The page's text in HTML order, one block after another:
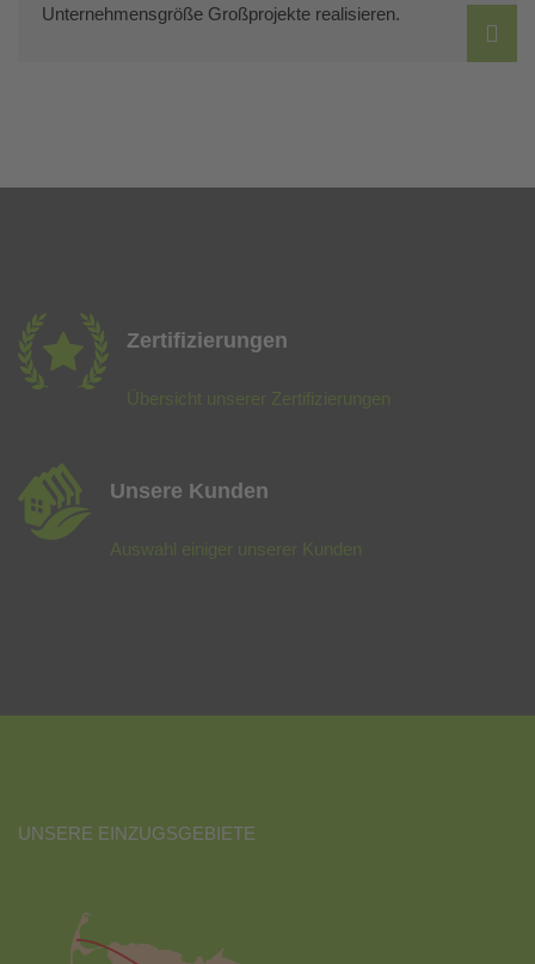
Unternehmensgröße Großprojekte realisieren.
Zertifizierungen
Übersicht unserer Zertifizierungen
Unsere Kunden
Auswahl einiger unserer Kunden
UNSERE EINZUGSGEBIETE